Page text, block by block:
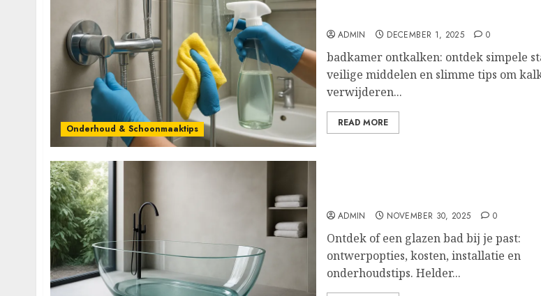
Onderhoud & Schoonmaaktips
ADMIN DECEMBER 1, 2025 0
badkamer ontkalken: ontdek simpele
veilige middelen en slimme tips om
verwijderen...
READ MORE
ADMIN NOVEMBER 30, 2025 0
Ontdek of een glazen bad bij je past:
ontwerpopties, kosten, installatie en
onderhoudstips. Helder...